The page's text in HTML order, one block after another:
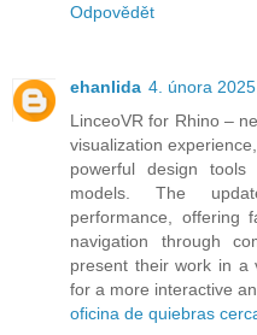
Odpovědět
ehanlida 4. února
LinceoVR for Rhino –
visualization
powerful design tools
models. The
performance, offering
navigation through
present their work in a
for a more interactive
oficina de quiebras